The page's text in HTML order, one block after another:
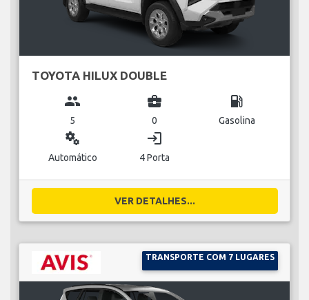
TOYOTA HILUX DOUBLE
group
5
business_center
0
local_gas_station
Gasolina
miscellaneous_services
Automático
login
4 Porta
VER DETALHES...
TRANSPORTE COM 7 LUGARES